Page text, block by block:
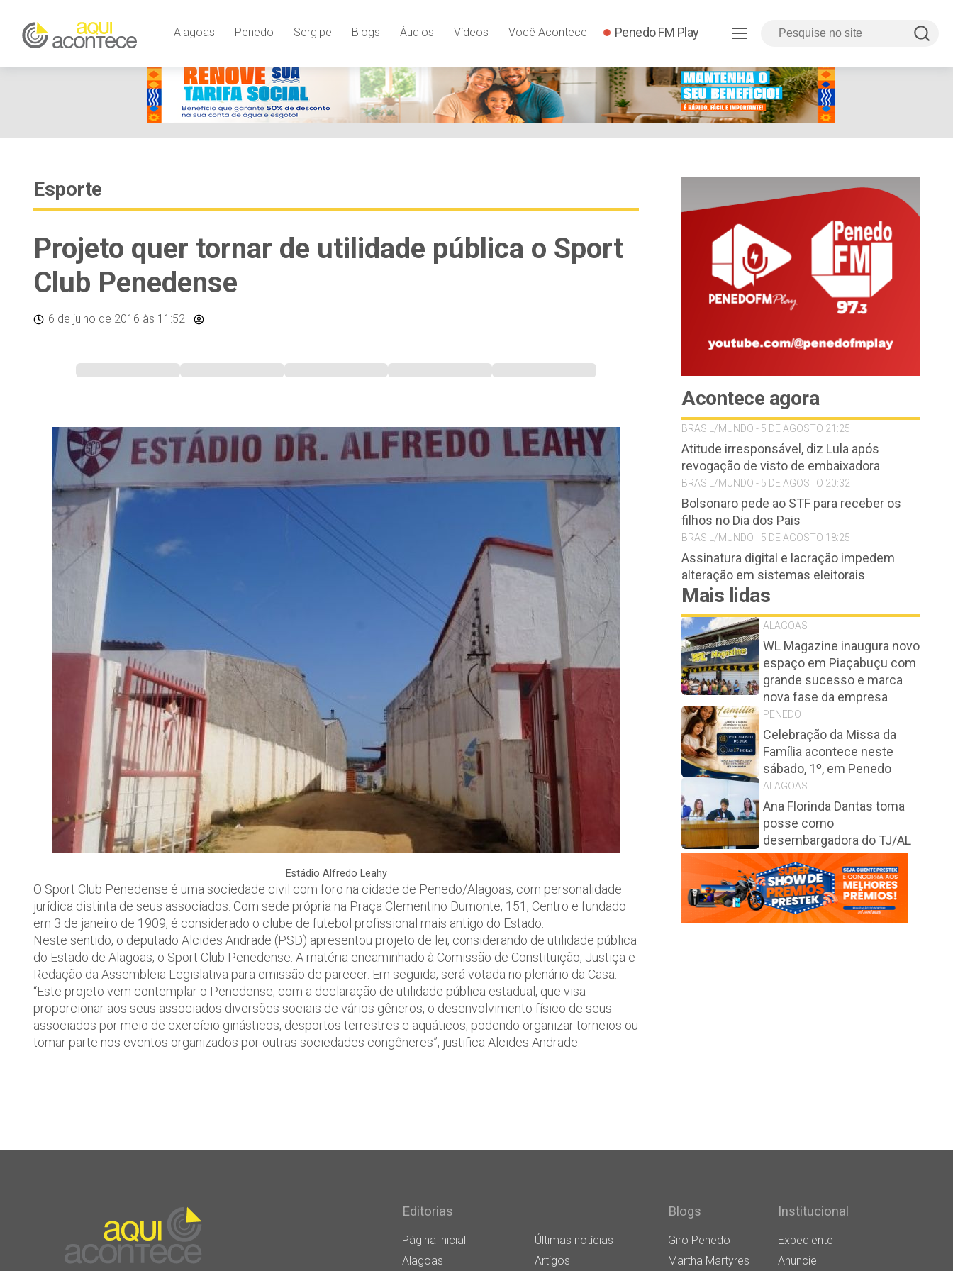
Alagoas Penedo Sergipe Blogs Áudios Vídeos Você Acontece Penedo FM Play
Esporte
Projeto quer tornar de utilidade pública o Sport
Club Penedense
6 de julho de 2016 às 11:52
Estádio Alfredo Leahy
O Sport Club Penedense é uma sociedade civil com foro na cidade de Penedo/Alagoas, com personalidade
jurídica distinta de seus associados. Com sede própria na Praça Clementino Dumonte, 151, Centro e fundado
em 3 de janeiro de 1909, é considerado o clube de futebol profissional mais antigo do Estado.
Neste sentido, o deputado Alcides Andrade (PSD) apresentou projeto de lei, considerando de utilidade pública
do Estado de Alagoas, o Sport Club Penedense. A matéria encaminhado à Comissão de Constituição, Justiça e
Redação da Assembleia Legislativa para emissão de parecer. Em seguida, será votada no plenário da Casa.
“Este projeto vem contemplar o Penedense, com a declaração de utilidade pública estadual, que visa
proporcionar aos seus associados diversões sociais de vários gêneros, o desenvolvimento físico de seus
associados por meio de exercício ginásticos, desportos terrestres e aquáticos, podendo organizar torneios ou
tomar parte nos eventos organizados por outras sociedades congêneres”, justifica Alcides Andrade.
Acontece agora
BRASIL/MUNDO - 5 DE AGOSTO 21:25
Atitude irresponsável, diz Lula após
revogação de visto de embaixadora
BRASIL/MUNDO - 5 DE AGOSTO 20:32
Bolsonaro pede ao STF para receber os
filhos no Dia dos Pais
BRASIL/MUNDO - 5 DE AGOSTO 18:25
Assinatura digital e lacração impedem
alteração em sistemas eleitorais
Mais lidas
ALAGOAS
WL Magazine inaugura novo
espaço em Piaçabuçu com
grande sucesso e marca
nova fase da empresa
PENEDO
Celebração da Missa da
Família acontece neste
sábado, 1º, em Penedo
ALAGOAS
Ana Florinda Dantas toma
posse como
desembargadora do TJ/AL
Editorias
Página inicial
Últimas notícias
Alagoas
Artigos
Blogs
Giro Penedo
Martha Martyres
Institucional
Expediente
Anuncie